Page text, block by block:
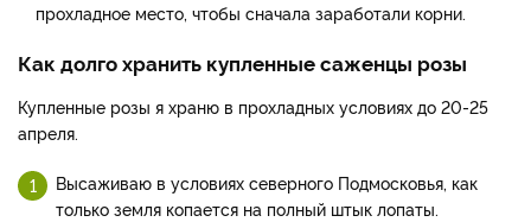
прохладное место, чтобы сначала заработали корни.
Как долго хранить купленные саженцы розы
Купленные розы я храню в прохладных условиях до 20-25
апреля.
Высаживаю в условиях северного Подмосковья, как
только земля копается на полный штык лопаты.